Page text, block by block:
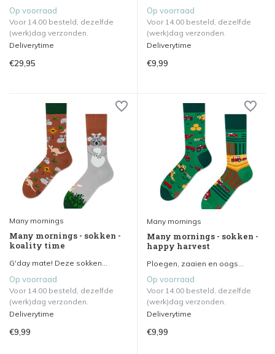
Op voorraad
Voor 14.00 besteld, dezelfde
(werk)dag verzonden.
Deliverytime
€29,95
Op voorraad
Voor 14.00 besteld, dezelfde
(werk)dag verzonden.
Deliverytime
€9,99
Many mornings
Many mornings - sokken -
koality time
G'day mate! Deze sokken...
Op voorraad
Voor 14.00 besteld, dezelfde
(werk)dag verzonden.
Deliverytime
€9,99
Many mornings
Many mornings - sokken -
happy harvest
Ploegen, zaaien en oogs...
Op voorraad
Voor 14.00 besteld, dezelfde
(werk)dag verzonden.
Deliverytime
€9,99